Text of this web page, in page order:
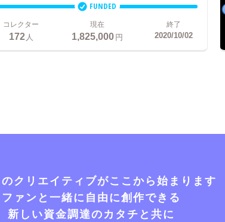
FUNDED
コレクター
172人
現在
1,825,000円
終了
2020/10/02
クリエイティブがここから始まります
ファンと一緒に自由に創作できる
新しい資金調達のカタチと共に